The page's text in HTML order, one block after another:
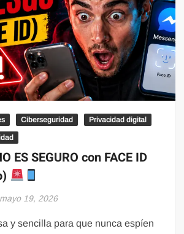
Ciberseguridad Privacidad digital
ES SEGURO con FACE ID
mayo 19, 2026
y sencilla para que nunca espíen